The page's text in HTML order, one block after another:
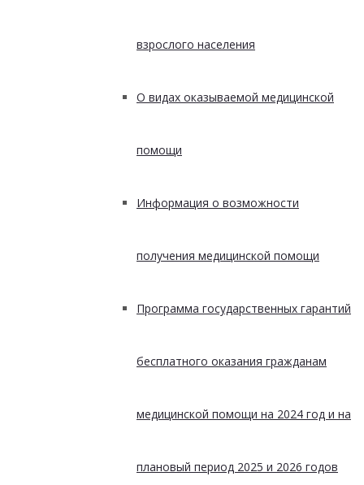
взрослого населения
О видах оказываемой медицинской
помощи
Информация о возможности
получения медицинской помощи
Программа государственных гарантий
бесплатного оказания гражданам
медицинской помощи на 2024 год и на
плановый период 2025 и 2026 годов